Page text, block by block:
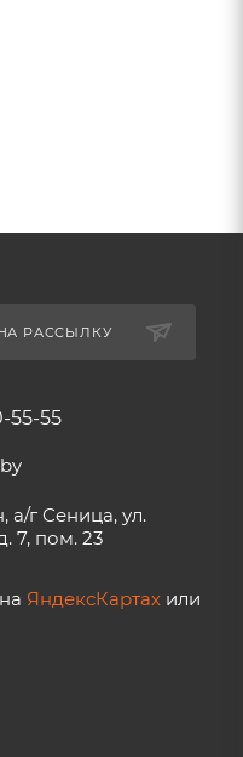
РАССЫЛКУ
55-55
а/г Сеница, ул.
7, пом. 23
ЯндексКартахили